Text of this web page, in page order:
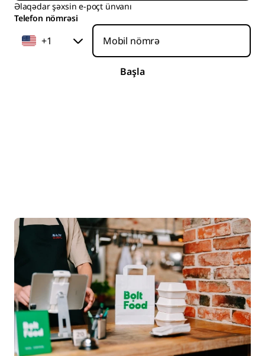
Əlaqədar şəxsin e-poçt ünvanı
Telefon nömrəsi
+1
Başla